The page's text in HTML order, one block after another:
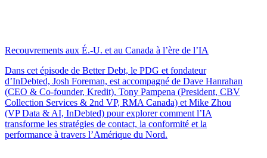
Recouvrements aux É.-U. et au Canada à l’ère de l’IA
Dans cet épisode de Better Debt, le PDG et fondateur
d’InDebted, Josh Foreman, est accompagné de Dave Hanrahan
(CEO & Co-founder, Kredit), Tony Pampena (President, CBV
Collection Services & 2nd VP, RMA Canada) et Mike Zhou
(VP Data & AI, InDebted) pour explorer comment l’IA
transforme les stratégies de contact, la conformité et la
performance à travers l’Amérique du Nord.